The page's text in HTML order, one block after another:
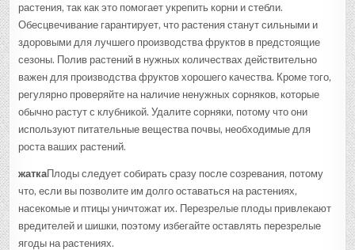
растения, так как это помогает укрепить корни и стебли.
Обесцвечивание гарантирует, что растения станут сильными и
здоровыми для лучшего производства фруктов в предстоящие
сезоны. Полив растений в нужных количествах действительно
важен для производства фруктов хорошего качества. Кроме того,
регулярно проверяйте на наличие ненужных сорняков, которые
обычно растут с клубникой. Удалите сорняки, потому что они
используют питательные вещества почвы, необходимые для
роста ваших растений.
жаткаПлоды следует собирать сразу после созревания, потому
что, если вы позволите им долго оставаться на растениях,
насекомые и птицы уничтожат их. Перезрелые плоды привлекают
вредителей и шишки, поэтому избегайте оставлять перезрелые
ягоды на растениях.